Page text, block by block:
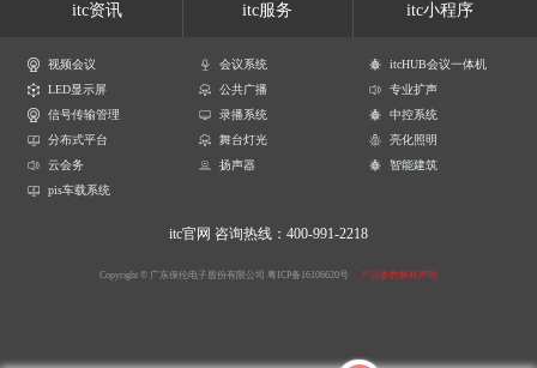
itc资讯 itc服务 itc小程序
视频会议 会议系统
itcHUB会议一体机
LED显示屏
公共广播
专业扩声
信号传输管理
录播系统
中控系统
分布式平台
舞台灯光
亮化照明
云会务
扬声器
智能建筑
pis车载系统
itc官网 咨询热线：400-991-2218
Copyright © 广东保伦电子股份有限公司 粤ICP备16106620号 产品参数解释声明